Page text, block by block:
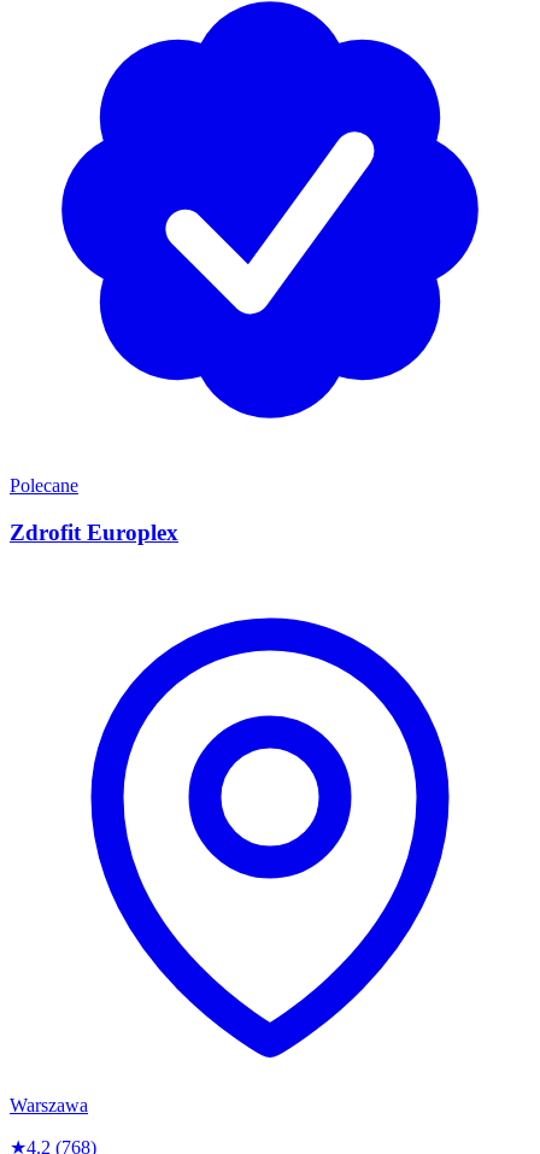
Polecane
Zdrofit Europlex
Warszawa
★4.2 (768)